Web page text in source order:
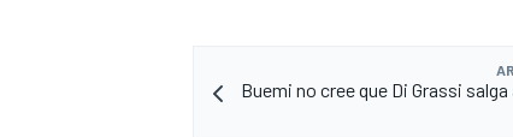
Buemi no cree que Di Grassi